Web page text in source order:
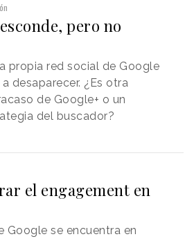
pero no
propia red social de Google
desaparecer. ¿Es otra
de Google+ o un
del buscador?
el engagement en
Google se encuentra en